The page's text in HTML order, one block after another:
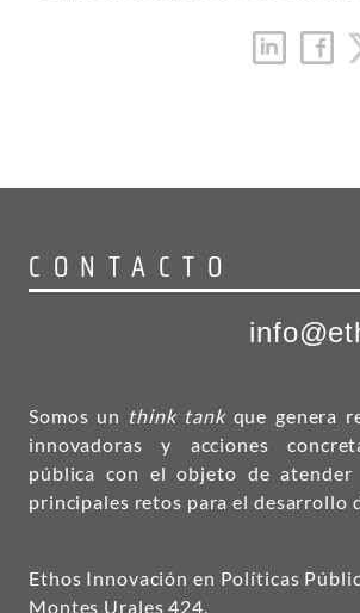
CONTACTO
Somos un think tankque genera
innovadoras y acciones
pública con el objeto de atender
principales retos para el desarrollo
Ethos Innovación en Políticas
Montes Urales 424,